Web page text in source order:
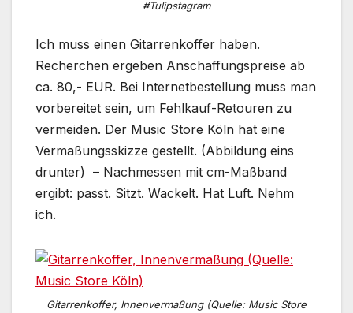
#Tulipstagram
Ich muss einen Gitarrenkoffer haben.
Recherchen ergeben Anschaffungspreise ab
ca. 80,- EUR. Bei Internetbestellung muss man
vorbereitet sein, um Fehlkauf-Retouren zu
vermeiden. Der Music Store Köln hat eine
Vermaßungsskizze gestellt. (Abbildung eins
drunter) – Nachmessen mit cm-Maßband
ergibt: passt. Sitzt. Wackelt. Hat Luft. Nehm
ich.
Gitarrenkoffer, Innenvermaßung (Quelle: Music Store